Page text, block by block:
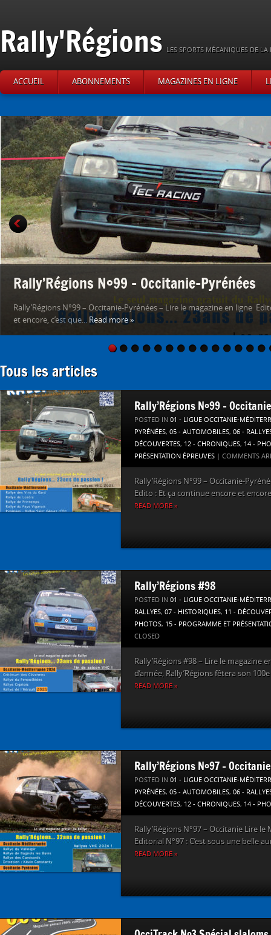
Rally'Régions LES SPORTS MÉCANIQUES DE
ACCUEIL ABONNEMENTS MAGAZINES EN LIGNE
Rally’Régions N°99 – Occitanie-Pyrénées
Rally’Régions N°99 – Occitanie-Pyrénées – Lire le magazine en ligne
et encore, c’est que... Read more »
Tous les articles
Rally’Régions N°99 –
POSTED IN 01 - LIGUE OCCITANIE-
PYRÉNÉES, 05 - AUTOMOBILES, 06 -
DÉCOUVERTES, 12 - CHRONIQUES, 14 -
PRÉSENTATION ÉPREUVES | COMMENTS
Rally’Régions N°99 – Occitanie-
Edito : Et ça continue encore et
READ MORE »
Rally’Régions #98
POSTED IN 01 - LIGUE OCCITANIE-
RALLYES, 07 - HISTORIQUES, 11 -
PHOTOS, 15 - PROGRAMME ET
CLOSED
Rally’Régions #98 – Lire le magazine
d’année, Rally’Régions fêtera son
READ MORE »
Rally’Régions N°97 – Occitanie
POSTED IN 01 - LIGUE OCCITANIE-
PYRÉNÉES, 05 - AUTOMOBILES, 06 -
DÉCOUVERTES, 12 - CHRONIQUES, 14 -
Rally’Régions N°97 – Occitanie Lire
Editorial N°97 : C’est sous une belle
READ MORE »